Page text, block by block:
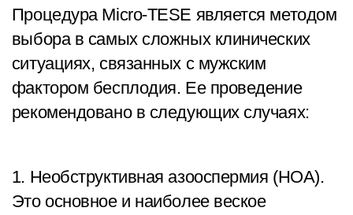
Процедура Micro-TESE является методом
выбора в самых сложных клинических
ситуациях, связанных с мужским
фактором бесплодия. Ее проведение
рекомендовано в следующих случаях:
1. Необструктивная азооспермия (НОА).
Это основное и наиболее веское